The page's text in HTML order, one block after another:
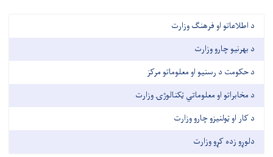
د اطلاعاتو او فرهنګ وزارت
د بهرنیو چارو وزارت
د حکومت د رسنیو او معلوماتو مرکز
د مخابراتو او معلوماتي ټکنالوژۍ وزارت
د کار او ټولنیزو چارو وزارت
دلوړو زده کړو وزارت